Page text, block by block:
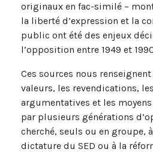
originaux en fac-similé –
la liberté d’expression et la
public ont été des enjeux
l’opposition entre 1949 et
Ces sources nous
valeurs, les revendications,
argumentatives et les
par plusieurs générations
cherché, seuls ou en groupe,
dictature du SED ou à la